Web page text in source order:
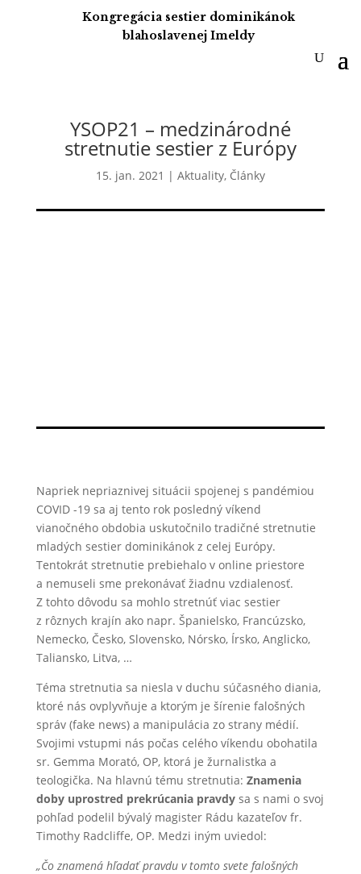
Kongregácia sestier dominikánok
blahoslavenej Imeldy
YSOP21 – medzinárodné
stretnutie sestier z Európy
15. jan. 2021 | Aktuality, Články
Napriek nepriaznivej situácii spojenej s pandémiou
COVID -19 sa aj tento rok posledný víkend
vianočného obdobia uskutočnilo tradičné stretnutie
mladých sestier dominikánok z celej Európy.
Tentokrát stretnutie prebiehalo v online priestore
a nemuseli sme prekonávať žiadnu vzdialenosť.
Z tohto dôvodu sa mohlo stretnúť viac sestier
z rôznych krajín ako napr. Španielsko, Francúzsko,
Nemecko, Česko, Slovensko, Nórsko, Írsko, Anglicko,
Taliansko, Litva, …
Téma stretnutia sa niesla v duchu súčasného diania,
ktoré nás ovplyvňuje a ktorým je šírenie falošných
správ (fake news) a manipulácia zo strany médií.
Svojimi vstupmi nás počas celého víkendu obohatila
sr. Gemma Morató, OP, ktorá je žurnalistka a
teologička. Na hlavnú tému stretnutia: Znamenia
doby uprostred prekrúcania pravdysa s nami o svoj
pohľad podelil bývalý magister Rádu kazateľov fr.
Timothy Radcliffe, OP. Medzi iným uviedol:
„Čo znamená hľadať pravdu v tomto svete falošných